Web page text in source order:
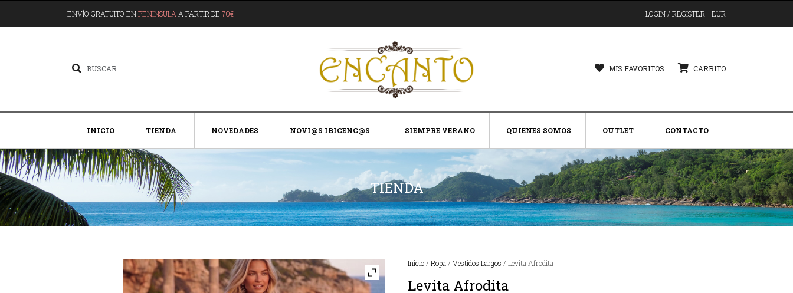
ENVÍO GRATUITO ENPENINSULA A PARTIR DE 70€ LOGIN / REGISTER EUR
MIS FAVORITOS CARRITO
INICIO TIENDA NOVEDADES NOVI@S IBICENC@S SIEMPRE VERANO QUIENES SOMOS OUTLET CONTACTO
TIENDA
Inicio/ Ropa / Vestidos Largos / Levita Afrodita
Levita Afrodita